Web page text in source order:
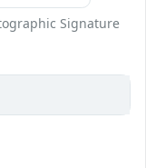
Signature